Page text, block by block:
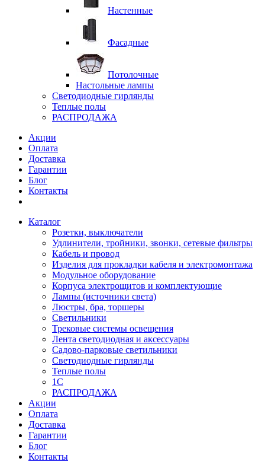
Настенные
Фасадные
Потолочные
Настольные лампы
Светодиодные гирлянды
Теплые полы
РАСПРОДАЖА
Акции
Оплата
Доставка
Гарантии
Блог
Контакты
Каталог
Розетки, выключатели
Удлинители, тройники, звонки, сетевые фильтры
Кабель и провод
Изделия для прокладки кабеля и электромонтажа
Модульное оборудование
Корпуса электрощитов и комплектующие
Лампы (источники света)
Люстры, бра, торшеры
Светильники
Трековые системы освещения
Лента светодиодная и аксессуары
Садово-парковые светильники
Светодиодные гирлянды
Теплые полы
1С
РАСПРОДАЖА
Акции
Оплата
Доставка
Гарантии
Блог
Контакты